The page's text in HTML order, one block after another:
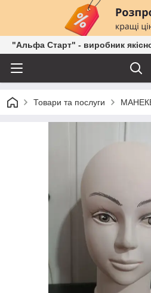
"Альфа Старт" - виробник
Товари та послуги